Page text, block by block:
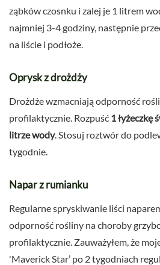
ząbków czosnku i zalej je 1 litrem
najmniej 3-4 godziny, następnie
na liście i podłoże.
Oprysk z drożdży
Drożdże wzmacniają odporność
profilaktycznie. Rozpuść 1 łyżeczkę
litrze wody. Stosuj roztwór do
tygodnie.
Napar z rumianku
Regularne spryskiwanie liści
odporność rośliny na choroby
profilaktycznie. Zauważyłem, że
'Maverick Star’ po 2 tygodniach